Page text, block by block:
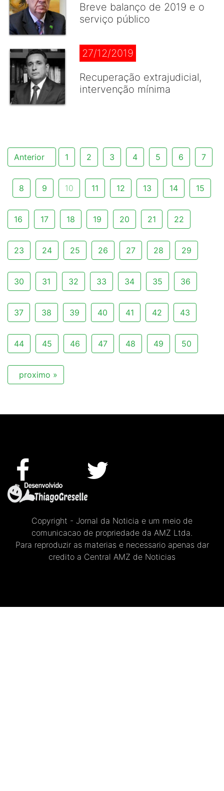
Breve balanço de 2019 e o
serviço público
27/12/2019
Recuperação extrajudicial,
intervenção mínima
Anterior 1 2 3 4 5 6 7
8 9 10 11 12 13 14 15
16 17 18 19 20 21 22
23 24 25 26 27 28 29
30 31 32 33 34 35 36
37 38 39 40 41 42 43
44 45 46 47 48 49 50
proximo »
Copyright - Jornal da Noticia e um meio de
comunicacao de propriedade da AMZ Ltda.
Para reproduzir as materias e necessario apenas dar
credito a Central AMZ de Noticias